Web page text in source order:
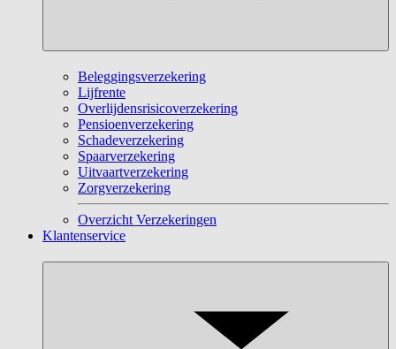
Beleggingsverzekering
Lijfrente
Overlijdensrisicoverzekering
Pensioenverzekering
Schadeverzekering
Spaarverzekering
Uitvaartverzekering
Zorgverzekering
Overzicht Verzekeringen
Klantenservice